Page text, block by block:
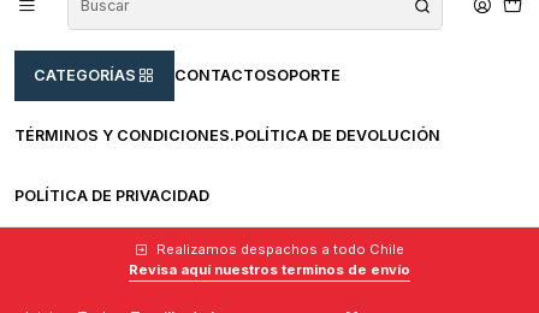
CATEGORÍAS CONTACTOSOPORTE
TÉRMINOS Y CONDICIONES.POLÍTICA DE DEVOLUCIÓN
POLÍTICA DE PRIVACIDAD
Realizamos despachos a todo Chile
Revisa aquí nuestros terminos de envío